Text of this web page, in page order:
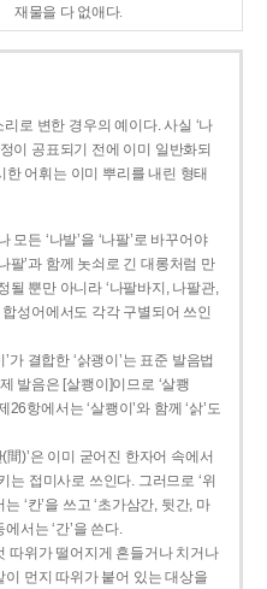
재물을 다 없애다.
로 변한 경우의 예이다. 사실 ‘나
이 공표되기 전에 이미 일반화되
어휘는 이미 뿌리를 내린 형태
모든 ‘나발’을 ‘나팔’로 바꾸어야
팔’과 함께 놋쇠로 긴 대롱처럼 만
될 뿐만 아니라 ‘나팔바지, 나팔관,
합성어에서도 각각 구별되어 쓰인
가 결합한 ‘삵괭이’는 표준 발음법
발음은 [살쾡이]이므로 ‘살쾡
항에서는 ‘살쾡이’와 함께 ‘삵’도
間)’은 이미 굳어진 한자어 속에서
접미사로 쓰인다. 그러므로 ‘위
‘칸’을 쓰고 ‘초가삼간, 뒷간, 마
서는 ‘간’을 쓴다.
따위가 떨어지게 흔들거나 치거나
이 먼지 따위가 붙어 있는 대상을